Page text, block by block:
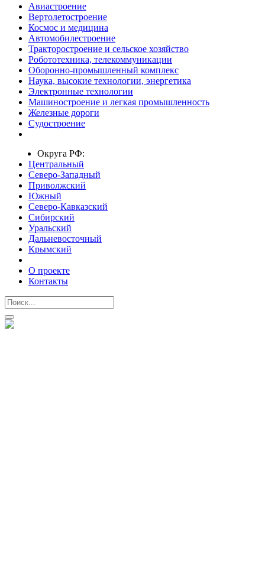
Авиастроение
Вертолетостроение
Космос и медицина
Автомобилестроение
Тракторостроение и сельское хозяйство
Робототехника, телекоммуникации
Оборонно-промышленный комплекс
Наука, высокие технологии, энергетика
Электронные технологии
Машиностроение и легкая промышленность
Железные дороги
Судостроение
Округа РФ:
Центральный
Северо-Западный
Приволжский
Южный
Северо-Кавказский
Сибирский
Уральский
Дальневосточный
Крымский
О проекте
Контакты